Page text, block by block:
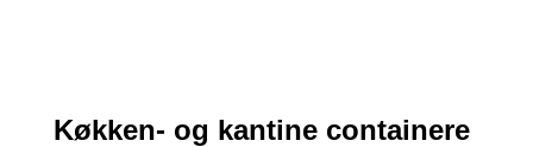
Køkken- og kantine containere